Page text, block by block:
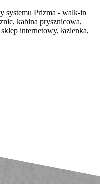
systemu Prizma - walk-in
kabina prysznicowa,
internetowy, łazienka,